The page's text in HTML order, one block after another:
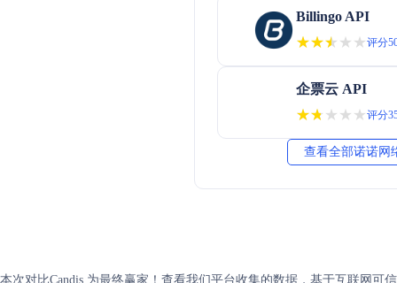
Billingo API
★★★★★
★★★★★评分
企票云 API
★★★★★
★★★★★评分
查看全部诺诺网
本次对比Candis 为最终赢家！查看我们平台收集的数据，基于互联网可